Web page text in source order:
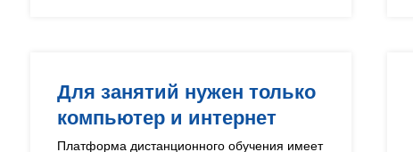
Для занятий нужен только
компьютер и интернет
Платформа дистанционного обучения имеет